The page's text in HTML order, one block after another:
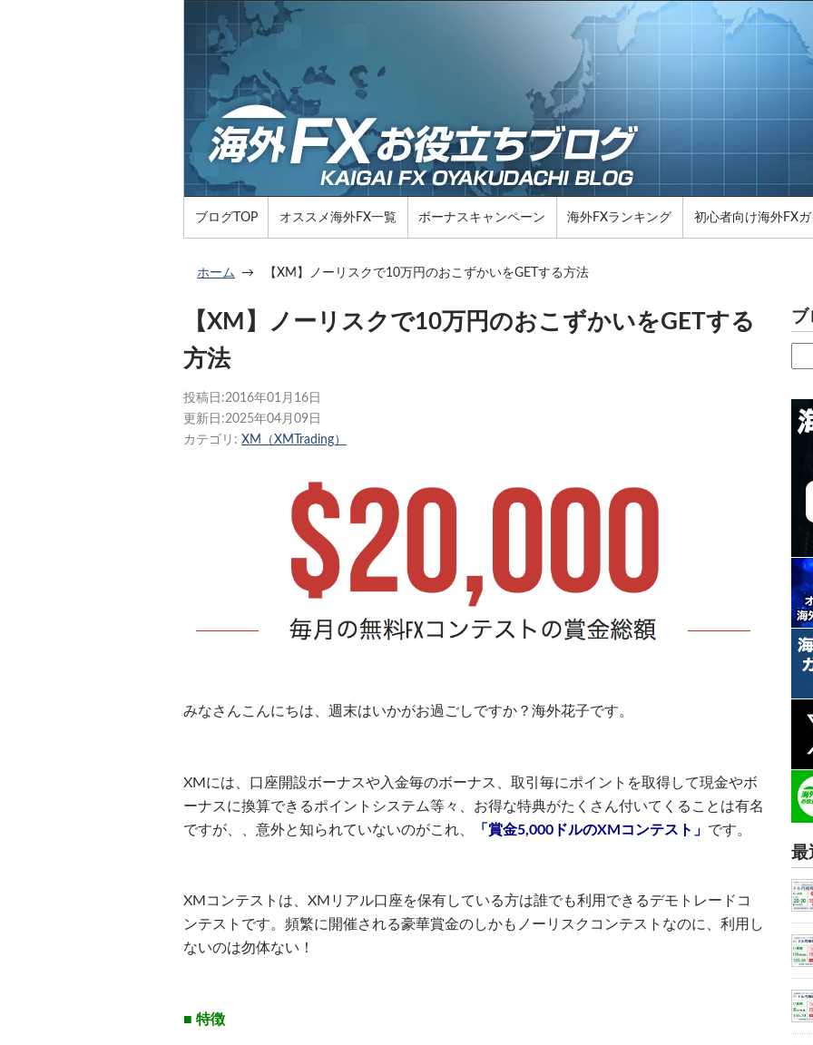
ブログTOP オススメ海外FX一覧 ボーナスキャンペーン 海外FXランキング 初心者向け海外FX
ホーム 【XM】ノーリスクで10万円のおこずかいをGETする方法
【XM】ノーリスクで10万円のおこずかいをGETする
方法
投稿日:2016年01月16日
更新日:2025年04月09日
カテゴリ: XM（XMTrading）
みなさんこんにちは、週末はいかがお過ごしですか？海外花子です。
XMには、口座開設ボーナスや入金毎のボーナス、取引毎にポイントを取得して現金やボ
ーナスに換算できるポイントシステム等々、お得な特典がたくさん付いてくることは有名
ですが、、 意外と知られていないのがこれ、 「賞金5,000ドルのXMコンテスト」 です。
XMコンテストは、XMリアル口座を保有している方は誰でも利用できるデモトレードコ
ンテストです。頻繁に開催される豪華賞金のしかもノーリスクコンテストなのに、利用し
ないのは勿体ない！
■ 特徴
ブ
最